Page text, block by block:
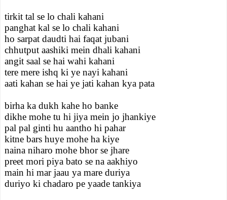
tirkit tal se lo chali kahani
panghat kal se lo chali kahani
ho sarpat daudti hai faqat jubani
chhutput aashiki mein dhali kahani
angit saal se hai wahi kahani
tere mere ishq ki ye nayi kahani
aati kahan se hai ye jati kahan kya pata
birha ka dukh kahe ho banke
dikhe mohe tu hi jiya mein jo jhankiye
pal pal ginti hu aantho hi pahar
kitne bars huye mohe ha kiye
naina niharo mohe bhor se jhare
preet mori piya bato se na aakhiyo
main hi mar jaau ya mare duriya
duriyo ki chadaro pe yaade tankiya